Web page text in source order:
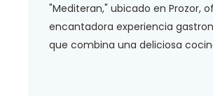
"Mediteran," ubicado en Prozor,
encantadora experiencia
que combina una deliciosa